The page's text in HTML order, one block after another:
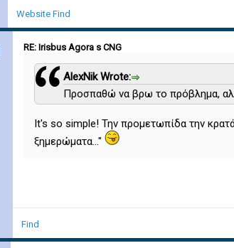
Website Find
RE: Irisbus Agora s CNG
AlexNik Wrote:
Προσπαθώ να βρω το πρόβλημα,
It's so simple! Την προμετωπίδα την
ξημερώματα..."
Find